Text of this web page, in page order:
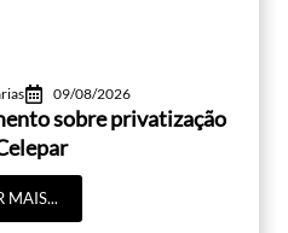
09/08/2026
sobre privatização
MAIS...